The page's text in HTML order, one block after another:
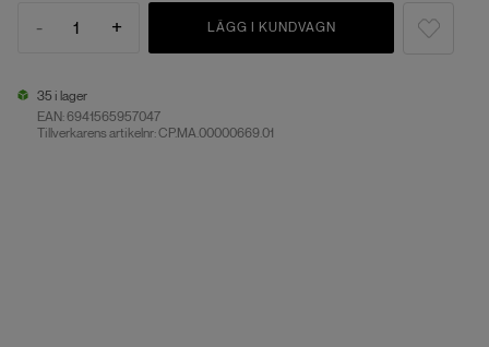
- 1 + LÄGG I KUNDVAGN
35 i lager
EAN:6941565957047
Tillverkarens artikelnr: CP.MA.00000669.01